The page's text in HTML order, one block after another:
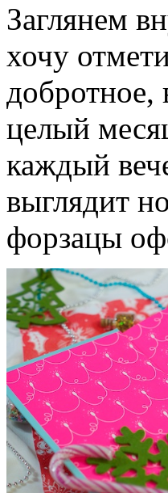
Заглянем
хочу
добротное,
целый
каждый
выглядит
форзацы